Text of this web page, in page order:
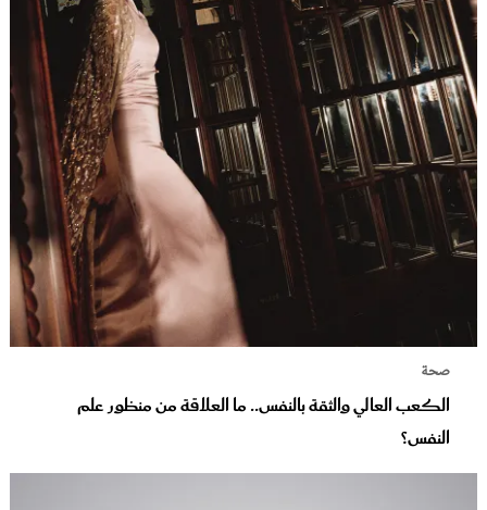
صحة
الكعب العالي والثقة بالنفس.. ما العلاقة من منظور علم
النفس؟